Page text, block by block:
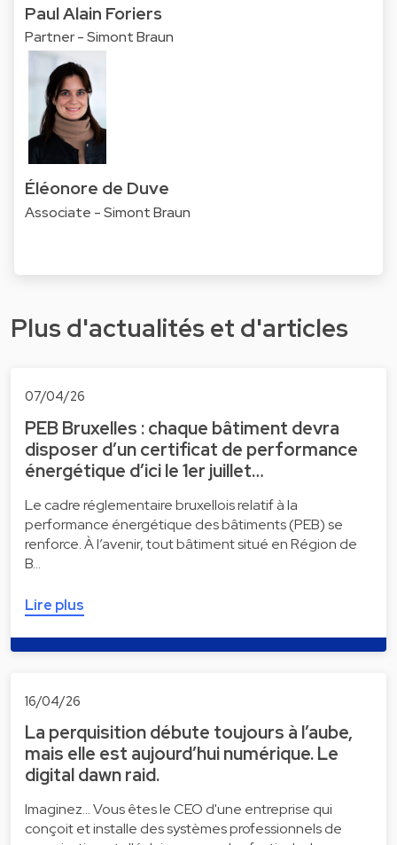
Paul Alain Foriers
Partner - Simont Braun
Éléonore de Duve
Associate - Simont Braun
Plus d'actualités et d'articles
07/04/26
PEB Bruxelles : chaque bâtiment devra
disposer d’un certificat de performance
énergétique d’ici le 1er juillet…
Le cadre réglementaire bruxellois relatif à la
performance énergétique des bâtiments (PEB) se
renforce. À l’avenir, tout bâtiment situé en Région de
B…
Lire plus
16/04/26
La perquisition débute toujours à l’aube,
mais elle est aujourd’hui numérique. Le
digital dawn raid.
Imaginez... Vous êtes le CEO d'une entreprise qui
conçoit et installe des systèmes professionnels de